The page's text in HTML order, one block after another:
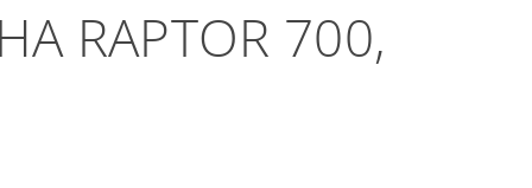
RAPTOR 700,